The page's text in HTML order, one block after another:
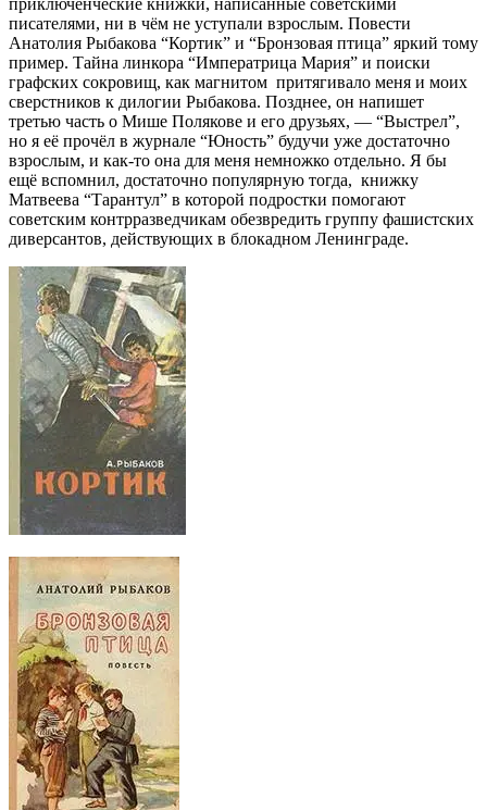
писателями, ни в чём не уступали взрослым. Повести
Анатолия Рыбакова “Кортик” и “Бронзовая птица” яркий тому
пример. Тайна линкора “Императрица Мария” и поиски
графских сокровищ, как магнитом притягивало меня и моих
сверстников к дилогии Рыбакова. Позднее, он напишет
третью часть о Мише Полякове и его друзьях, — “Выстрел”,
но я её прочёл в журнале “Юность” будучи уже достаточно
взрослым, и как-то она для меня немножко отдельно. Я бы
ещё вспомнил, достаточно популярную тогда, книжку
Матвеева “Тарантул” в которой подростки помогают
советским контрразведчикам обезвредить группу фашистских
диверсантов, действующих в блокадном Ленинграде.